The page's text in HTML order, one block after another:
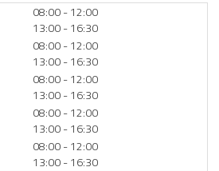
08:00tot
- 12:00
13:00tot
- 16:30
08:00tot
- 12:00
13:00tot
- 16:30
08:00tot
- 12:00
13:00tot
- 16:30
08:00tot
- 12:00
13:00tot
- 16:30
08:00tot
- 12:00
13:00tot
- 16:30